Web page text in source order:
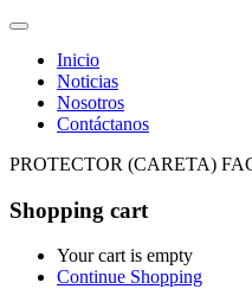
Inicio
Noticias
Nosotros
Contáctanos
PROTECTOR (CARETA)
Shopping cart
Your cart is empty
Continue Shopping